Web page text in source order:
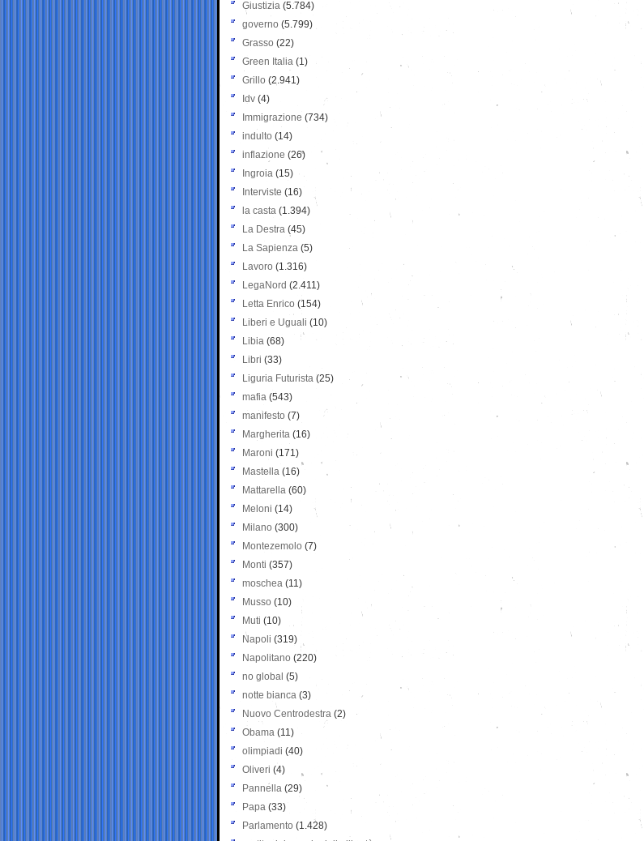
Giustizia (5.784)
governo (5.799)
Grasso (22)
Green Italia (1)
Grillo (2.941)
Idv (4)
Immigrazione (734)
indulto (14)
inflazione (26)
Ingroia (15)
Interviste (16)
la casta (1.394)
La Destra (45)
La Sapienza (5)
Lavoro (1.316)
LegaNord (2.411)
Letta Enrico (154)
Liberi e Uguali (10)
Libia (68)
Libri (33)
Liguria Futurista (25)
mafia (543)
manifesto (7)
Margherita (16)
Maroni (171)
Mastella (16)
Mattarella (60)
Meloni (14)
Milano (300)
Montezemolo (7)
Monti (357)
moschea (11)
Musso (10)
Muti (10)
Napoli (319)
Napolitano (220)
no global (5)
notte bianca (3)
Nuovo Centrodestra (2)
Obama (11)
olimpiadi (40)
Oliveri (4)
Pannella (29)
Papa (33)
Parlamento (1.428)